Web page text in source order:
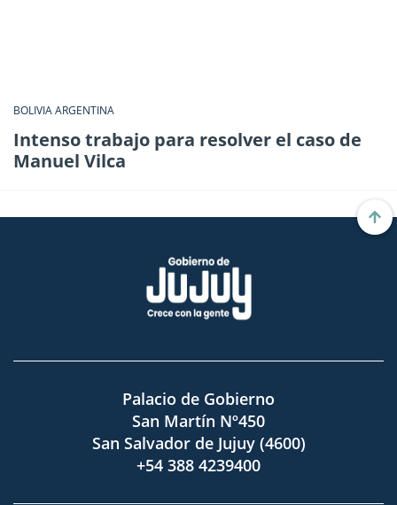
BOLIVIA ARGENTINA
Intenso trabajo para resolver el caso de
Manuel Vilca
Palacio de Gobierno
San Martín Nº450
San Salvador de Jujuy (4600)
+54 388 4239400